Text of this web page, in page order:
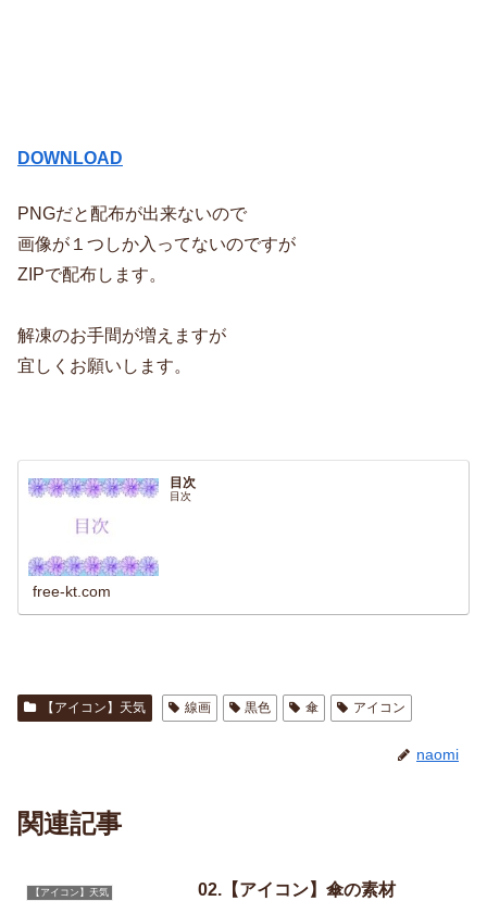
DOWNLOAD
PNGだと配布が出来ないので
画像が１つしか入ってないのですが
ZIPで配布します。
解凍のお手間が増えますが
宜しくお願いします。
目次
目次
free-kt.com
【アイコン】天気 線画 黒色 傘 アイコン
naomi
関連記事
【アイコン】天気 02.【アイコン】傘の素材